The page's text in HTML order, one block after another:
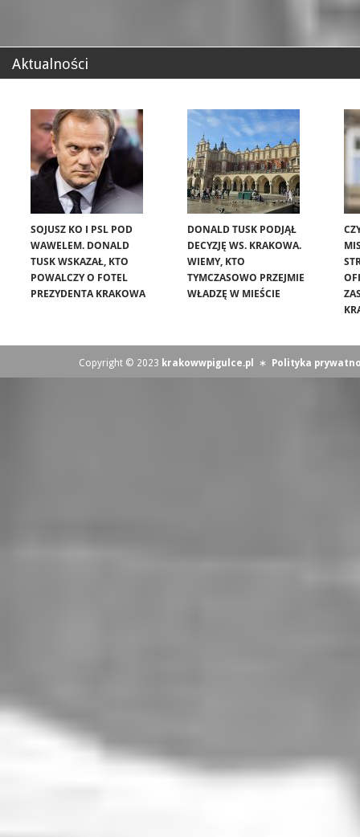
Aktualności
SOJUSZ KO I PSL POD
WAWELEM. DONALD
TUSK WSKAZAŁ, KTO
POWALCZY O FOTEL
PREZYDENTA KRAKOWA
DONALD TUSK PODJĄŁ
DECYZJĘ WS. KRAKOWA.
WIEMY, KTO
TYMCZASOWO PRZEJMIE
WŁADZĘ W MIEŚCIE
Copyright © 2023 krakowwpigulce.pl ∗ Polityka